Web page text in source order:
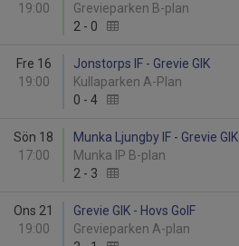
19:00
Grevieparken B-plan
2 - 0
Fre 16
19:00
Jonstorps IF - Grevie GIK
Kullaparken A-Plan
0 - 4
Sön 18
17:00
Munka Ljungby IF - Grevie GIK
Munka IP B-plan
2 - 3
Ons 21
19:00
Grevie GIK - Hovs GoIF
Grevieparken A-plan